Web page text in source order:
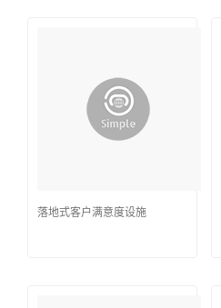
落地式客户满意度设施